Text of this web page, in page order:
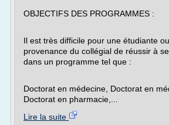
OBJECTIFS DES PROGRAMMES :
Il est très difficile pour une étudiante
provenance du collégial de réussir à
dans un programme tel que :
Doctorat en médecine, Doctorat en
Doctorat en pharmacie,...
Lire la suite